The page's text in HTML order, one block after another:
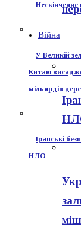
У Великій
Китаю
мільярдів
Іранські
НЛО
Війна